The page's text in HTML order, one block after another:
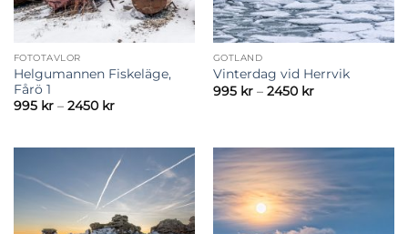
FOTOTAVLOR
Helgumannen Fiskeläge,
Fårö 1
995 kr – 2450 krPrisintervall:
GOTLAND
Vinterdag vid Herrvik
995 kr – 2450 krPrisintervall: